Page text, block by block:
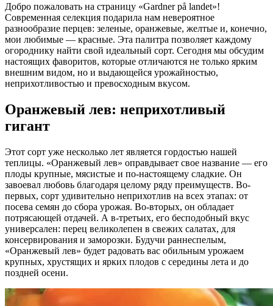
Добро пожаловать на страницу «Gardner på landet»!
Современная селекция подарила нам невероятное
разнообразие перцев: зеленые, оранжевые, желтые и, конечно,
мои любимые — красные. Эта палитра позволяет каждому
огороднику найти свой идеальный сорт. Сегодня мы обсудим
настоящих фаворитов, которые отличаются не только ярким
внешним видом, но и выдающейся урожайностью,
неприхотливостью и превосходным вкусом.
Оранжевый лев: неприхотливый
гигант
Этот сорт уже несколько лет является гордостью нашей
теплицы. «Оранжевый лев» оправдывает свое название — его
плоды крупные, мясистые и по-настоящему сладкие. Он
завоевал любовь благодаря целому ряду преимуществ. Во-
первых, сорт удивительно неприхотлив на всех этапах: от
посева семян до сбора урожая. Во-вторых, он обладает
потрясающей отдачей. А в-третьих, его бесподобный вкус
универсален: перец великолепен в свежих салатах, для
консервирования и заморозки. Будучи раннеспелым,
«Оранжевый лев» будет радовать вас обильным урожаем
крупных, хрустящих и ярких плодов с середины лета и до
поздней осени.